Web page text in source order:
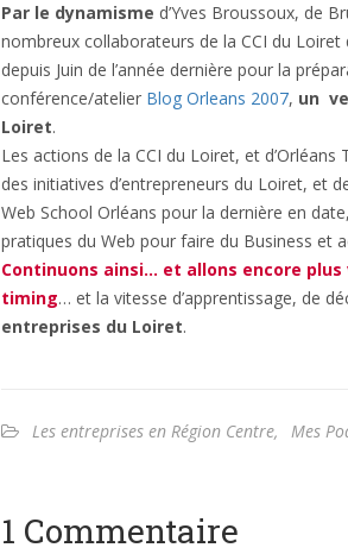
Par le dynamisme d’Yves Broussoux, de
nombreux collaborateurs de la CCI du Loiret
depuis Juin de l’année dernière pour la
conférence/atelier Blog Orleans 2007, un
Loiret.
Les actions de la CCI du Loiret, et
des initiatives d’entrepreneurs du Loiret, et
Web School Orléans pour la dernière en
pratiques du Web pour faire du Business et
Continuons ainsi… et allons encore
timing… et la vitesse d’apprentissage, de
entreprises du Loiret.
Les entreprises en Région Centre, Mes
1 Commentaire